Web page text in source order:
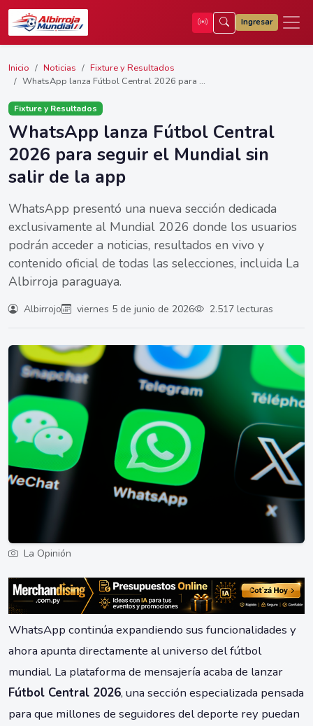
Ingresar
Inicio Noticias
Fixture y Resultados
WhatsApp lanza Fútbol Central 2026 para ...
Fixture y Resultados
WhatsApp lanza Fútbol Central
2026 para seguir el Mundial sin
salir de la app
WhatsApp presentó una nueva sección dedicada
exclusivamente al Mundial 2026 donde los usuarios
podrán acceder a noticias, resultados en vivo y
contenido oficial de todas las selecciones, incluida La
Albirroja paraguaya.
Albirrojo viernes 5 de junio de 2026 2.517 lecturas
La Opinión
WhatsApp continúa expandiendo sus funcionalidades y
ahora apunta directamente al universo del fútbol
mundial. La plataforma de mensajería acaba de lanzar
Fútbol Central 2026, una sección especializada pensada
para que millones de seguidores del deporte rey puedan